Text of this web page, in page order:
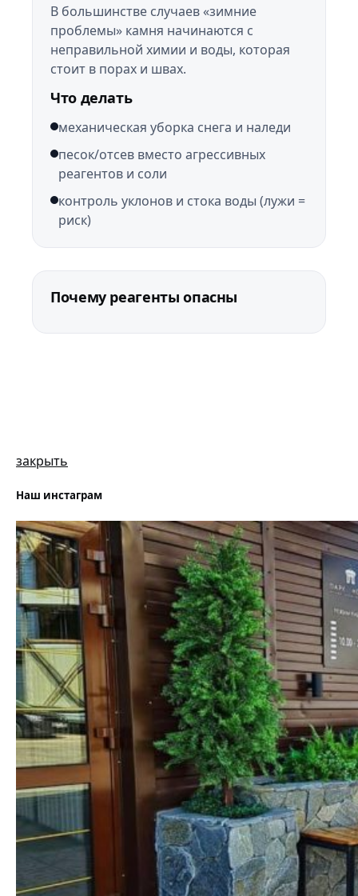
В большинстве случаев «зимние
проблемы» камня начинаются с
неправильной химии и воды, которая
стоит в порах и швах.
Что делать
механическая уборка снега и наледи
песок/отсев вместо агрессивных
реагентов и соли
контроль уклонов и стока воды (лужи =
риск)
Почему реагенты опасны
закрыть
Наш инстаграм